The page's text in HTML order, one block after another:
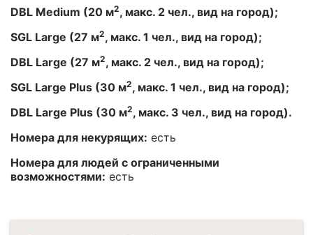
DBL Medium (20 м2, макс. 2 чел., вид на город);
SGL Large (27 м2, макс. 1 чел., вид на город);
DBL Large (27 м2, макс. 2 чел., вид на город);
SGL Large Plus (30 м2, макс. 1 чел., вид на город);
DBL Large Plus (30 м2, макс. 3 чел., вид на город).
Номера для некурящих: есть
Номера для людей с ограниченными
возможностями: есть